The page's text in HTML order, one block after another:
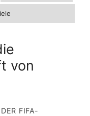
von
FIFA-